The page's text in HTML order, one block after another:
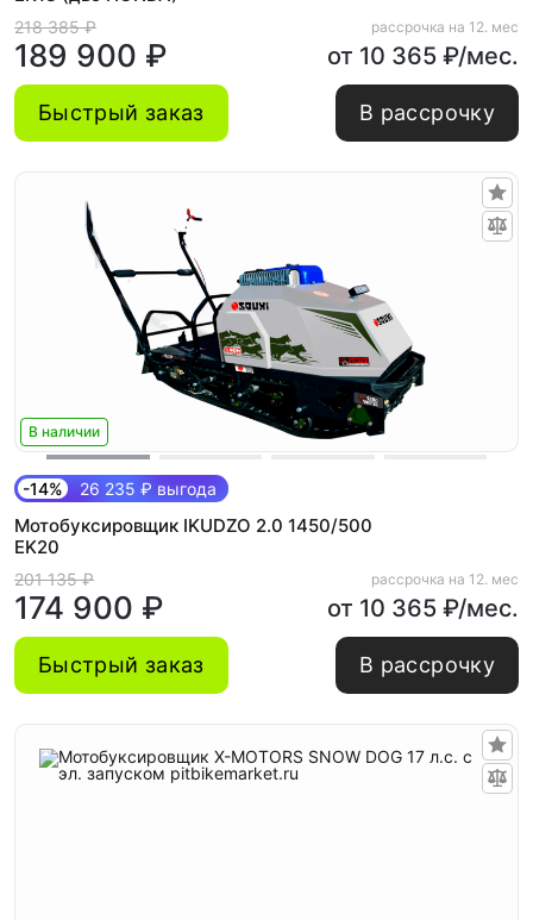
218 385 ₽
189 900 ₽
рассрочка на 12. мес
от 10 365 ₽/мес.
Быстрый заказ В рассрочку
В наличии
-14% 26 235 ₽ выгода
Мотобуксировщик IKUDZO 2.0 1450/500
EK20
201 135 ₽
174 900 ₽
рассрочка на 12. мес
от 10 365 ₽/мес.
Быстрый заказ В рассрочку